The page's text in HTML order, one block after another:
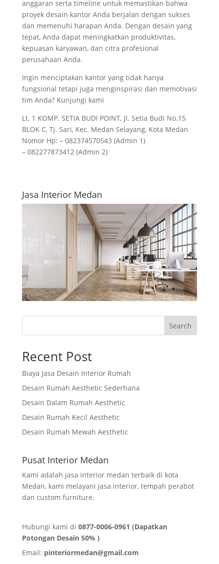
anggaran serta timeline untuk memastikan bahwa
proyek desain kantor Anda berjalan dengan sukses
dan memenuhi harapan Anda. Dengan desain yang
tepat, Anda dapat meningkatkan produktivitas,
kepuasan karyawan, dan citra profesional
perusahaan Anda.
Ingin menciptakan kantor yang tidak hanya
fungsional tetapi juga menginspirasi dan memotivasi
tim Anda? Kunjungi kami
Lt. 1 KOMP. SETIA BUDI POINT, Jl. Setia Budi No.15
BLOK C, Tj. Sari, Kec. Medan Selayang, Kota Medan
Nomor Hp: – 082374570543 (Admin 1)
– 082277873412 (Admin 2)
Jasa Interior Medan
Search
Recent Post
Biaya Jasa Desain Interior Rumah
Desain Rumah Aesthetic Sederhana
Desain Dalam Rumah Aesthetic
Desain Rumah Kecil Aesthetic
Desain Rumah Mewah Aesthetic
Pusat Interior Medan
Kami adalah jasa interior medan terbaik di kota
Medan, kami melayani jasa interior, tempah perabot
dan custom furniture.
Hubungi kami di 0877-0006-0961 (Dapatkan
Potongan Desain 50% )
Email: pinteriormedan@gmail.com